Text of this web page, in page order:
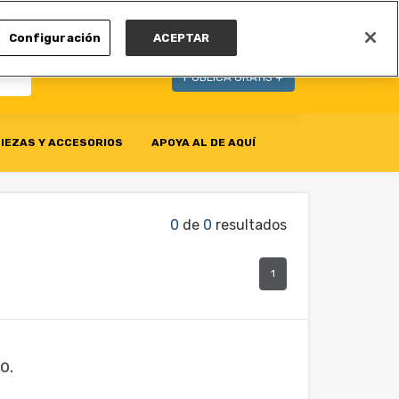
PUBLICA GRATIS +
Y ACCESORIOS APOYA AL DE AQUÍ
0 de 0 resultados
1
Configuración ACEPTAR